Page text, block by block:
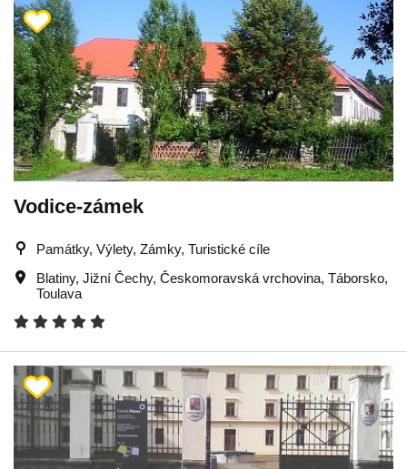
Vodice-zámek
Památky, Výlety, Zámky, Turistické cíle
Blatiny, Jižní Čechy, Českomoravská vrchovina, Táborsko,
Toulava